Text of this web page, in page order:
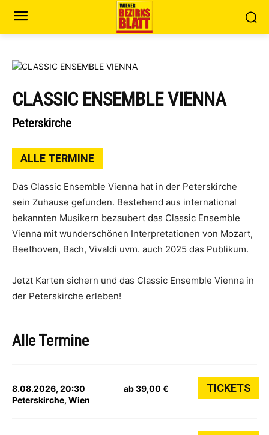
CLASSIC ENSEMBLE VIENNA
Peterskirche
ALLE TERMINE
Das Classic Ensemble Vienna hat in der Peterskirche
sein Zuhause gefunden. Bestehend aus international
bekannten Musikern bezaubert das Classic Ensemble
Vienna mit wunderschönen Interpretationen von Mozart,
Beethoven, Bach, Vivaldi uvm. auch 2025 das Publikum.
Jetzt Karten sichern und das Classic Ensemble Vienna in
der Peterskirche erleben!
Alle Termine
8.08.2026, 20:30
Peterskirche, Wien
ab 39,00 € TICKETS